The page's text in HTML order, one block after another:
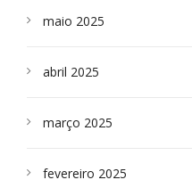
maio 2025
abril 2025
março 2025
fevereiro 2025